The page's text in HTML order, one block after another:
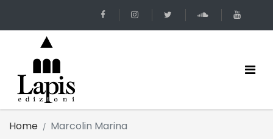
Home Marcolin Marina